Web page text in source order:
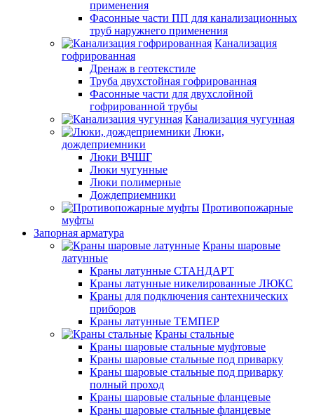
применения
Фасонные части ПП для канализационных
труб наружнего применения
Канализация
гофрированная
Дренаж в геотекстиле
Труба двухстойная гофрированная
Фасонные части для двухслойной
гофрированной трубы
Канализация чугунная
Люки,
дождеприемники
Люки ВЧШГ
Люки чугунные
Люки полимерные
Дождеприемники
Противопожарные
муфты
Запорная арматура
Краны шаровые
латунные
Краны латунные СТАНДАРТ
Краны латунные никелированные ЛЮКС
Краны для подключения сантехнических
приборов
Краны латунные ТЕМПЕР
Краны стальные
Краны шаровые стальные муфтовые
Краны шаровые стальные под приварку
Краны шаровые стальные под приварку
полный проход
Краны шаровые стальные фланцевые
Краны шаровые стальные фланцевые